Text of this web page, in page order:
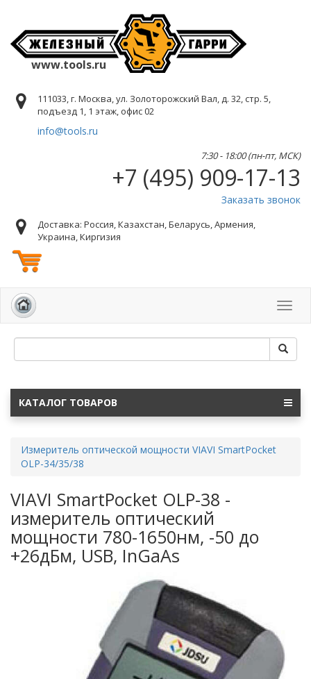
www.tools.ru
111033, г. Москва, ул. Золоторожский Вал, д. 32, стр. 5,
подъезд 1, 1 этаж, офис 02
info@tools.ru
7:30 - 18:00 (пн-пт, МСК)
+7 (495) 909-17-13
Заказать звонок
Доставка: Россия, Казахстан, Беларусь, Армения,
Украина, Киргизия
КАТАЛОГ ТОВАРОВ
Измеритель оптической мощности VIAVI SmartPocket
OLP-34/35/38
VIAVI SmartPocket OLP-38 -
измеритель оптический
мощности 780-1650нм, -50 до
+26дБм, USB, InGaAs